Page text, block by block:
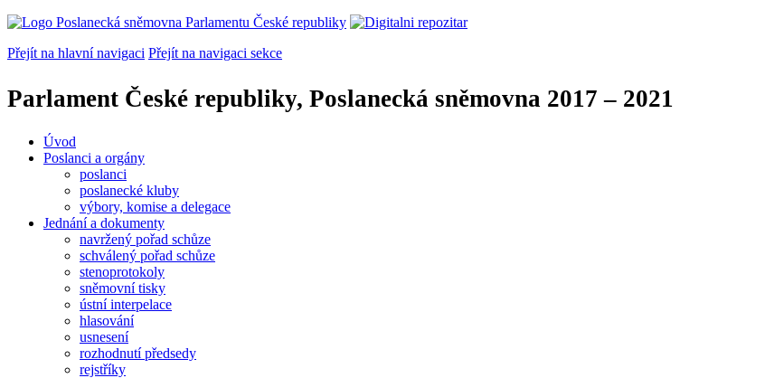
Přejít na hlavní navigaci Přejít na navigaci sekce
Parlament České republiky, Poslanecká sněmovna 2017 – 2021
Úvod
Poslanci a orgány
poslanci
poslanecké kluby
výbory, komise a delegace
Jednání a dokumenty
navržený pořad schůze
schválený pořad schůze
stenoprotokoly
sněmovní tisky
ústní interpelace
hlasování
usnesení
rozhodnutí předsedy
rejstříky